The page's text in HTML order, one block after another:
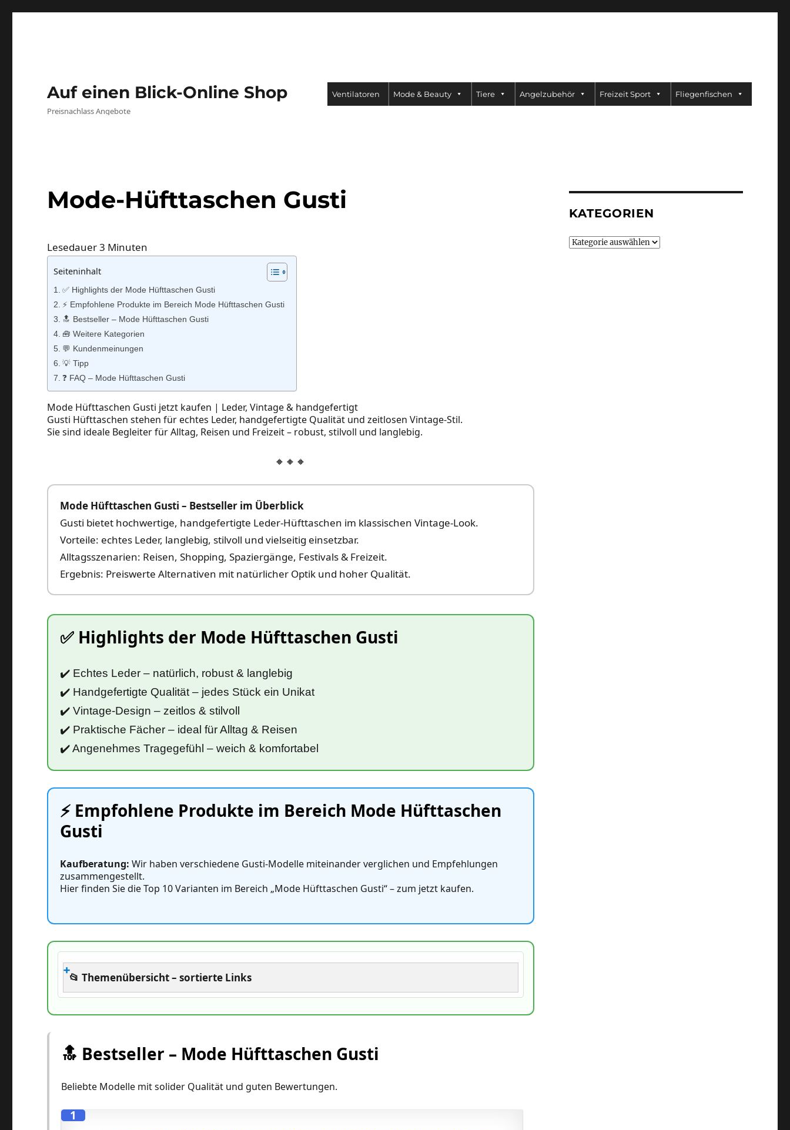
Auf einen Blick-Online Shop
Preisnachlass Angebote
Ventilatoren Mode & Beauty Tiere Angelzubehör Freizeit Sport Fliegenfischen
Mode-Hüfttaschen Gusti
Lesedauer3 Minuten
Seiteninhalt
✅ Highlights der Mode Hüfttaschen Gusti
⚡️ Empfohlene Produkte im Bereich Mode Hüfttaschen Gusti
🔝 Bestseller – Mode Hüfttaschen Gusti
🧰 Weitere Kategorien
💬 Kundenmeinungen
💡 Tipp
❓ FAQ – Mode Hüfttaschen Gusti
Mode Hüfttaschen Gusti jetzt kaufen | Leder, Vintage & handgefertigt
Gusti Hüfttaschen stehen für echtes Leder, handgefertigte Qualität und zeitlosen Vintage‑Stil.
Sie sind ideale Begleiter für Alltag, Reisen und Freizeit – robust, stilvoll und langlebig.
🔸🔸🔸
Mode Hüfttaschen Gusti – Bestseller im Überblick
Gusti bietet hochwertige, handgefertigte Leder‑Hüfttaschen im klassischen Vintage‑Look.
Vorteile: echtes Leder, langlebig, stilvoll und vielseitig einsetzbar.
Alltagsszenarien: Reisen, Shopping, Spaziergänge, Festivals & Freizeit.
Ergebnis: Preiswerte Alternativen mit natürlicher Optik und hoher Qualität.
✅ Highlights der Mode Hüfttaschen Gusti
✔️ Echtes Leder – natürlich, robust & langlebig
✔️ Handgefertigte Qualität – jedes Stück ein Unikat
✔️ Vintage‑Design – zeitlos & stilvoll
✔️ Praktische Fächer – ideal für Alltag & Reisen
✔️ Angenehmes Tragegefühl – weich & komfortabel
⚡️ Empfohlene Produkte im Bereich Mode Hüfttaschen
Gusti
Kaufberatung: Wir haben verschiedene Gusti‑Modelle miteinander verglichen und Empfehlungen
zusammengestellt.
Hier finden Sie die Top 10 Varianten im Bereich „Mode Hüfttaschen Gusti“ – zum jetzt kaufen.
📂 Themenübersicht – sortierte Links
🔝 Bestseller – Mode Hüfttaschen Gusti
Beliebte Modelle mit solider Qualität und guten Bewertungen.
1
KATEGORIEN
Kategorien